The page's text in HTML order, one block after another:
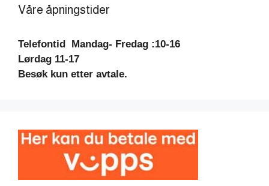
Våre åpningstider
Telefontid Mandag- Fredag :10-16
Lørdag 11-17
Besøk kun etter avtale.